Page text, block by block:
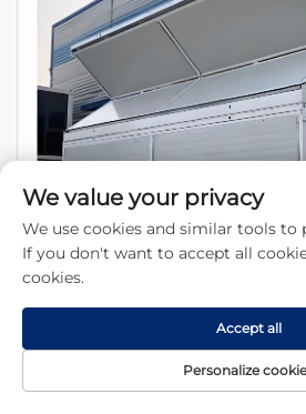
Прочный антикоррозионный
We value your privacy
We use cookies and similar tools to
If you don't want to accept all
cookies.
Personalize
Accept all